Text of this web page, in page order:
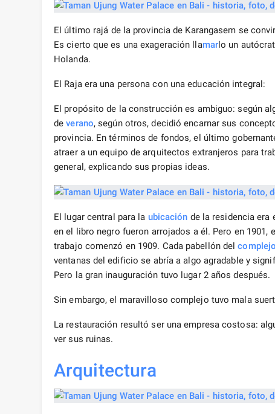
El último rajá de la provincia de Karangasem se
Es cierto que es una exageración llamarlo un
Holanda.
El Raja era una persona con una educación integral:
El propósito de la construcción es ambiguo: según
deverano, según otros, decidió encarnar sus
provincia. En términos de fondos, el último
atraer a un equipo de arquitectos extranjeros para
general, explicando sus propias ideas.
El lugar central para la ubicación de la residencia era
en el libro negro fueron arrojados a él. Pero en
trabajo comenzó en 1909. Cada pabellón delcomplejo
ventanas del edificio se abría a algo agradable y
Pero la gran inauguración tuvo lugar 2 años después.
Sin embargo, el maravilloso complejo tuvo mala
La restauración resultó ser una empresa costosa:
ver sus ruinas.
Arquitectura